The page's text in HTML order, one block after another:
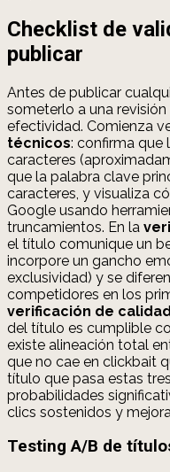
Checklist de
publicar
Antes de publicar
someterlo a una
efectividad. Comienza
técnicos: confirma que
caracteres
que la palabra clave
caracteres, y visualiza
Google usando
truncamientos. En la
el título comunique un
incorpore un gancho
exclusividad) y se
competidores en los
verificación de calidad
del título es cumplible
existe alineación total
que no cae en clickbait
título que pasa estas
probabilidades
clics sostenidos y
Testing A/B de